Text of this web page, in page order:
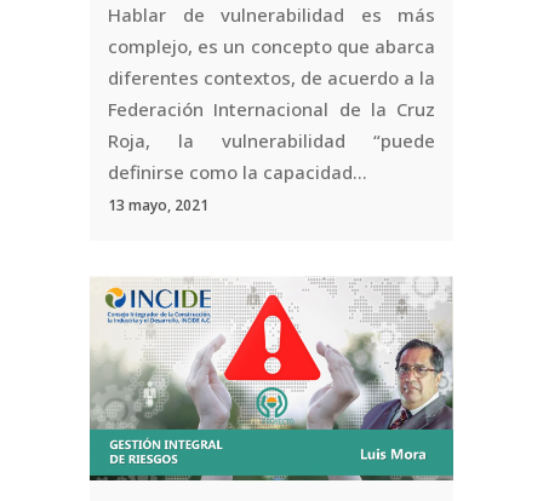
Hablar de vulnerabilidad es más
complejo, es un concepto que abarca
diferentes contextos, de acuerdo a la
Federación Internacional de la Cruz
Roja, la vulnerabilidad “puede
definirse como la capacidad...
13 mayo, 2021